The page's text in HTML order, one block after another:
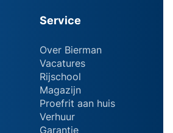
Service
Over Bierman
Vacatures
Rijschool
Magazijn
Proefrit aan huis
Verhuur
Garantie